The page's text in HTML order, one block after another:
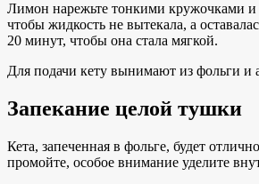
Лимон нарежьте тонкими кружочками и
чтобы жидкость не вытекала, а
20 минут, чтобы она стала мягкой.
Для подачи кету вынимают из фольги и
Запекание целой тушки
Кета, запеченная в фольге, будет
промойте, особое внимание уделите